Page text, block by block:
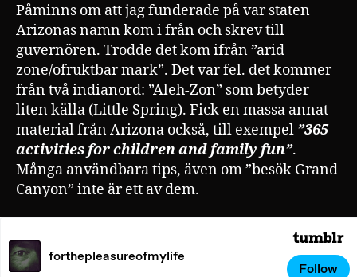
Påminns om att jag funderade på var staten
Arizonas namn kom i från och skrev till
guvernören. Trodde det kom ifrån ”arid
zone/ofruktbar mark”. Det var fel. det kommer
från två indianord: ”Aleh-Zon” som betyder
liten källa (Little Spring). Fick en massa annat
material från Arizona också, till exempel ”365
activities for children and family fun”.
Många användbara tips, även om ”besök Grand
Canyon” inte är ett av dem.